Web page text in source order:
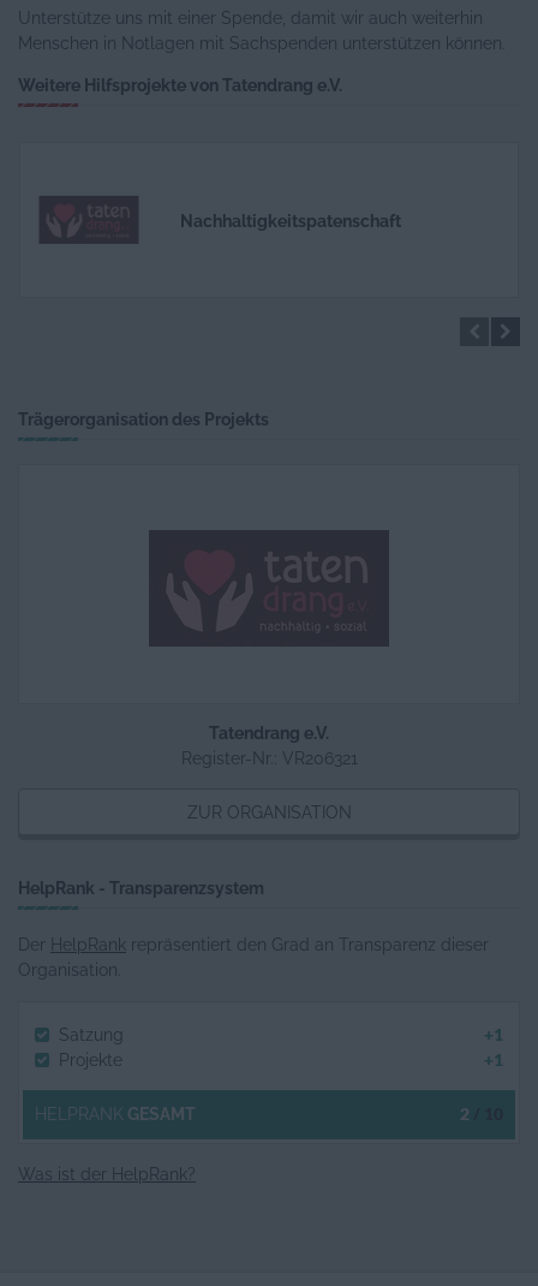
Unterstütze uns mit einer Spende, damit wir auch weiterhin
Menschen in Notlagen mit Sachspenden unterstützen können.
Weitere Hilfsprojekte von Tatendrang e.V.
Nachhaltigkeitspatenschaft
Lagerpatenschaft
Trägerorganisation des Projekts
Tatendrang e.V.
Register-Nr.: VR206321
ZUR ORGANISATION
HelpRank - Transparenzsystem
Der HelpRank repräsentiert den Grad an Transparenz dieser
Organisation.
Satzung +1
Projekte +1
HELPRANK GESAMT 2
Was ist der HelpRank?